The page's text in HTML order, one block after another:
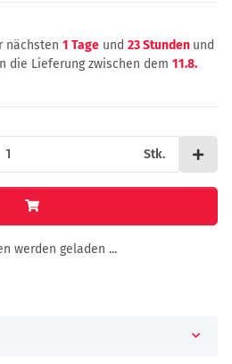
nächsten 1 Tage und 23 Stunden und
die Lieferung zwischen dem 11.8.
Stk.
werden geladen ...